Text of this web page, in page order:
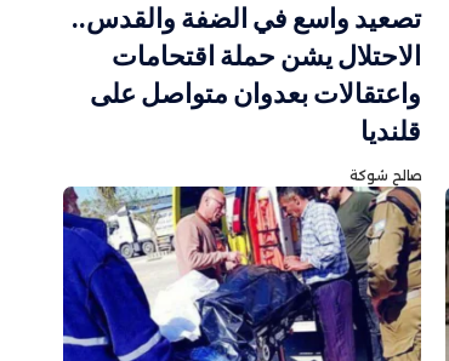
تصعيد واسع في الضفة والقدس..
الاحتلال يشن حملة اقتحامات
واعتقالات بعدوان متواصل على
قلنديا
صالح شوكة